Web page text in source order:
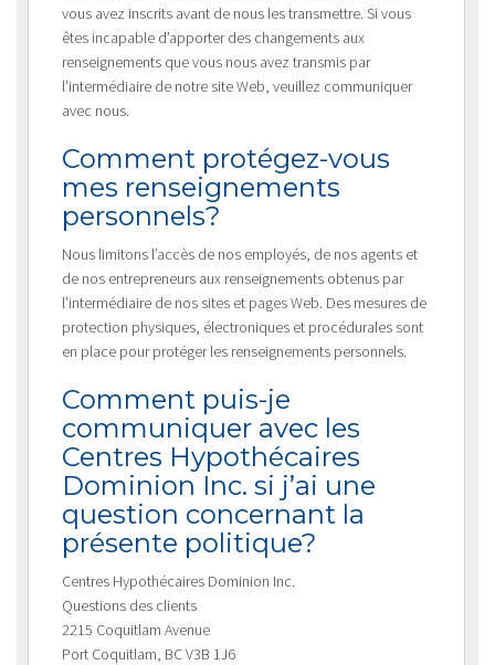
vous avez inscrits avant de nous les transmettre. Si vous
êtes incapable d’apporter des changements aux
renseignements que vous nous avez transmis par
l’intermédiaire de notre site Web, veuillez communiquer
avec nous.
Comment protégez-vous
mes renseignements
personnels?
Nous limitons l’accès de nos employés, de nos agents et
de nos entrepreneurs aux renseignements obtenus par
l’intermédiaire de nos sites et pages Web. Des mesures de
protection physiques, électroniques et procédurales sont
en place pour protéger les renseignements personnels.
Comment puis-je
communiquer avec les
Centres Hypothécaires
Dominion Inc. si j’ai une
question concernant la
présente politique?
Centres Hypothécaires Dominion Inc.
Questions des clients
2215 Coquitlam Avenue
Port Coquitlam, BC V3B 1J6